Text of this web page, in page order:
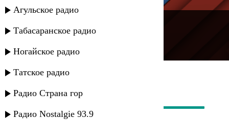
Агульское радио
Табасаранское радио
Ногайское радио
Татское радио
Радио Страна гор
Радио Nostalgie 93.9
---
Русское радио